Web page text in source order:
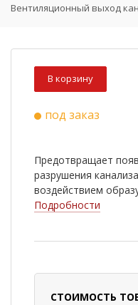
Вентиляционный выход
В корзину
под заказ
Предотвращает
разрушения
воздействием
Подробности
СТОИМОСТЬ